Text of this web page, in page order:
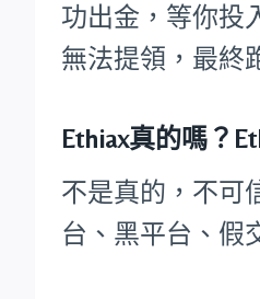
功出金，等你投
無法提領，最終
Ethiax真的嗎？
不是真的，不可
台、黑平台、假